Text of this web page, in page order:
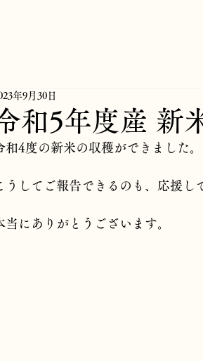
和5年度産 新
年9月30日
和4度の新米の収穫ができました。
うしてご報告できるのも、応援し
当にありがとうございます。